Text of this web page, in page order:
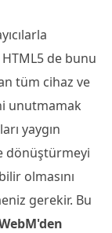
de bunu
tüm cihaz ve
unutmamak
yaygın
dönüştürmeyi
olmasını
gerekir. Bu